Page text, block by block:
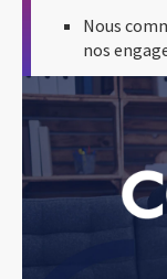
Nous
nos